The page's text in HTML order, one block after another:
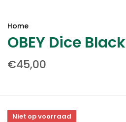
Home
OBEY Dice Black
€45,00
Niet op voorraad